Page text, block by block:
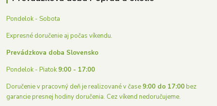
Pondelok - Sobota
Expresné doručenie aj počas víkendu.
Prevádzkova doba Slovensko
Pondelok - Piatok9:00 - 17:00
Doručenie v pracovný deň je realizované v čase 9:00 do 17:00bez
garancie presnej hodiny doručenia. Cez víkend nedoručujeme.